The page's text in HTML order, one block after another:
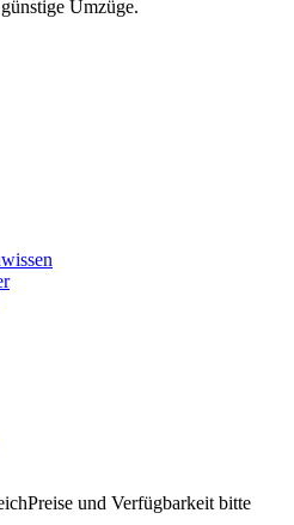
Umzüge.
Preise und Verfügbarkeit bitte